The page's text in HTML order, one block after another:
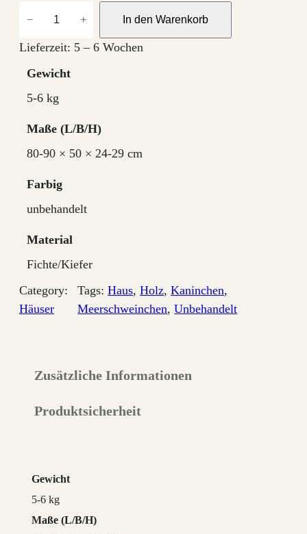
u
− + In den Warenkorb
Lieferzeit: 5 – 6 Wochen
Gewicht
5-6 kg
Maße
80-90 × 50 × 24-29 cm
Farbig
unbehandelt
Material
Fichte/Kiefer
Category:
Häuser
Tags:Haus, Holz, Kaninchen
Meerschweinchen, Unbehandelt
Zusätzliche Informationen
Produktsicherheit
Gewicht
5-6 kg
Maße